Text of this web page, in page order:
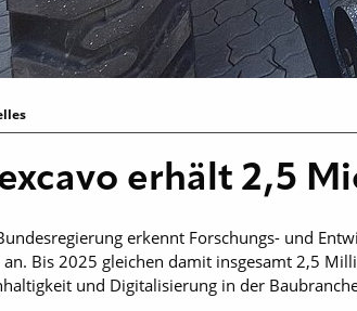
erhält 2,5
erkennt Forschungs- und
an. Bis 2025 gleichen damit insgesamt 2,5
und Digitalisierung in der